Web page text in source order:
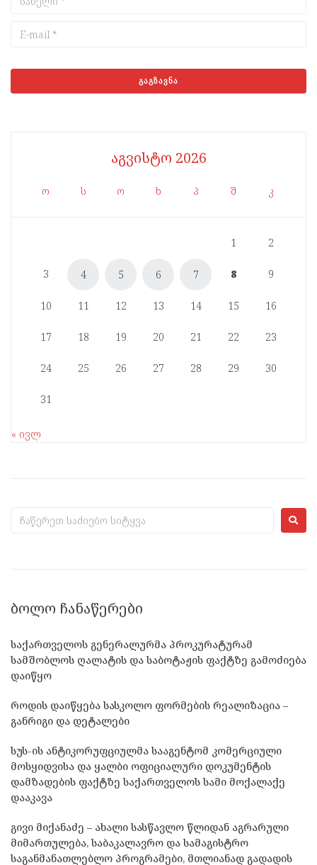
აგვისტო 2026
ო ს ო ხ პ შ კ
1 2
3 4 5 6 7 8 9
10 11 12 13 14 15 16
17 18 19 20 21 22 23
24 25 26 27 28 29 30
31
« ივლ
ᲑᲝᲚᲝ ᲩᲐᲜᲐᲬᲔᲠᲔᲑᲘ
საქართველოს გენერალურმა პროკურატურამ
სამშობლოს ღალატის და საბოტაჟის ფაქტზე გამოძიება
დაიწყო
როდის დაიწყება სასკოლო ფორმების რეალიზაცია –
განრიგი და დეტალები
სუს-ის ანტიკორუფციულმა სააგენტომ კომერციული
მოსყიდვისა და ყალბი ოფიციალური დოკუმენტის
დამზადების ფაქტზე საქართველოს სამი მოქალაქე
დააკავა
გივი მიქანაძე – ახალი სასწავლო წლიდან აგრარული
მიმართულება, საბაკალავრო და სამაგისტრო
საგანმანათლებლო პროგრამები, მთლიანად გადადის